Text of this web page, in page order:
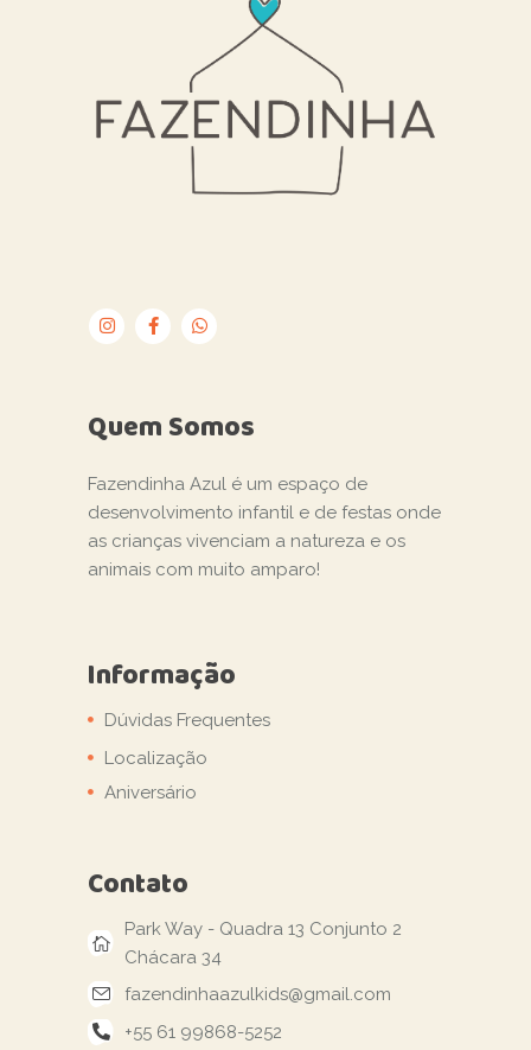
Quem Somos
Fazendinha Azul é um espaço de
desenvolvimento infantil e de festas onde
as crianças vivenciam a natureza e os
animais com muito amparo!
Informação
Dúvidas Frequentes
Localização
Aniversário
Contato
Park Way - Quadra 13 Conjunto 2
Chácara 34
fazendinhaazulkids@gmail.com
+55 61 99868-5252